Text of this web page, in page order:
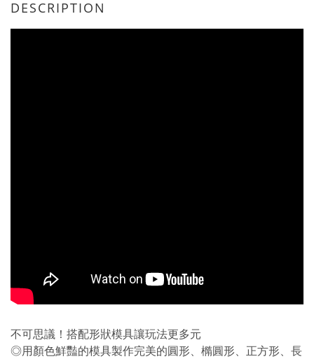
DESCRIPTION
不可思議！搭配形狀模具讓玩法更多元
◎用顏色鮮豔的模具製作完美的圓形、橢圓形、正方形、長